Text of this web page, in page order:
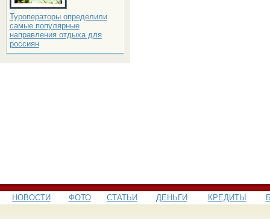
Туроператоры определили
самые популярные
направления отдыха для
россиян
НОВОСТИ ФОТО СТАТЬИ ДЕНЬГИ КРЕДИТЫ